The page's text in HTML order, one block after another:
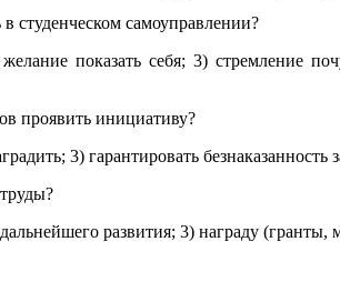
в студенческом самоуправлении?
показать себя; 3) стремление
проявить инициативу?
3) гарантировать
развития; 3) награду